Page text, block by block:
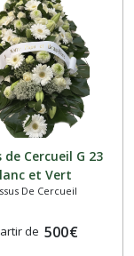
de Cercueil G 23
et Vert
De Cercueil
de 500€